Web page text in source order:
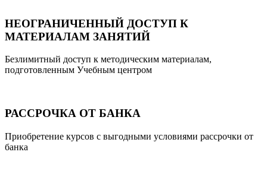
НЕОГРАНИЧЕННЫЙ ДОСТУП К
МАТЕРИАЛАМ ЗАНЯТИЙ
Безлимитный доступ к методическим материалам,
подготовленным Учебным центром
РАССРОЧКА ОТ БАНКА
Приобретение курсов с выгодными условиями рассрочки от
банка